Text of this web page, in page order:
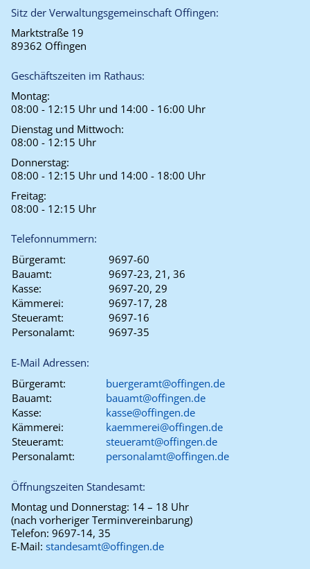
Sitz der Verwaltungsgemeinschaft Offingen:
Marktstraße 19
89362 Offingen
Geschäftszeiten im Rathaus:
Montag:
08:00 - 12:15 Uhr und 14:00 - 16:00 Uhr
Dienstag und Mittwoch:
08:00 - 12:15 Uhr
Donnerstag:
08:00 - 12:15 Uhr und 14:00 - 18:00 Uhr
Freitag:
08:00 - 12:15 Uhr
Telefonnummern:
Bürgeramt:
9697-60
Bauamt:
9697-23, 21, 36
Kasse:
9697-20, 29
Kämmerei:
9697-17, 28
Steueramt:
9697-16
Personalamt:
9697-35
E-Mail Adressen:
Bürgeramt:
buergeramt@offingen.de
Bauamt:
bauamt@offingen.de
Kasse:
kasse@offingen.de
Kämmerei:
kaemmerei@offingen.de
Steueramt:
steueramt@offingen.de
Personalamt:
personalamt@offingen.de
Öffnungszeiten Standesamt:
Montag und Donnerstag: 14 – 18 Uhr
(nach vorheriger Terminvereinbarung)
Telefon: 9697-14, 35
E-Mail: standesamt@offingen.de